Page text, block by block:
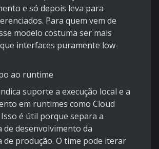
e só depois leva para
Para quem vem de
modelo costuma ser mais
interfaces puramente low-
ao runtime
suporte a execução local e a
em runtimes como Cloud
Isso é útil porque separa a
de desenvolvimento da
de produção. O time pode iterar